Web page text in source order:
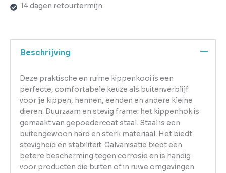
14 dagen retourtermijn
Beschrijving
Deze praktische en ruime kippenkooi is een
perfecte, comfortabele keuze als buitenverblijf
voor je kippen, hennen, eenden en andere kleine
dieren. Duurzaam en stevig frame: het kippenhok is
gemaakt van gepoedercoat staal. Staal is een
buitengewoon hard en sterk materiaal. Het biedt
stevigheid en stabiliteit. Galvanisatie biedt een
betere bescherming tegen corrosie en is handig
voor producten die buiten of in ruwe omgevingen